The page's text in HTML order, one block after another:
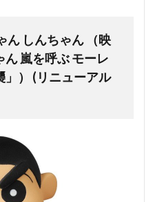
ん しんちゃん （映
嵐を呼ぶ モーレ
」） (リニューアル